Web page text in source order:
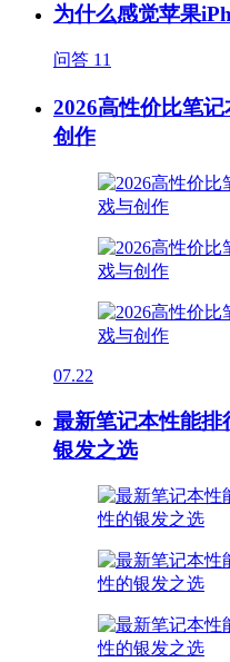
为什么感觉苹果
问答 11
2026高性价比笔
创作
07.22
最新笔记本性能排
银发之选